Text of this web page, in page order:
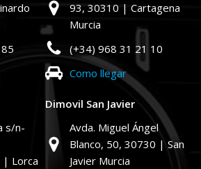
93, 30310 | Cartagena
Murcia
(+34) 968 31 21 10
Como llegar
s/n-
| Lorca
Dimovil San Javier
Avda. Miguel Ángel
Blanco, 50, 30730 | San
Javier Murcia